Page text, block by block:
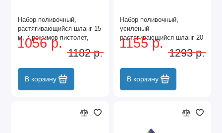
Набор поливочный,
растягивающийся шланг 15
м, 7 режимов пистолет,
соединитель, адаптер
1056 р.
1182 р.
В корзину
Набор поливочный,
усиленый
растягивающийся шланг 20
м, 7 режимов пистолет,
соединитель, адаптер
1155 р.
1293 р.
В корзину